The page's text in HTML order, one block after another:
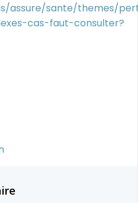
assure/sante/themes/
cas-faut-consulter?